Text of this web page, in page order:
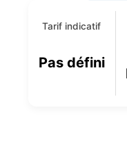
Tarif indicatif
Pas défini